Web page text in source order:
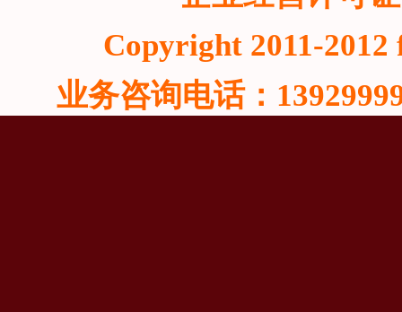
Copyright 2011-
业务咨询电话：